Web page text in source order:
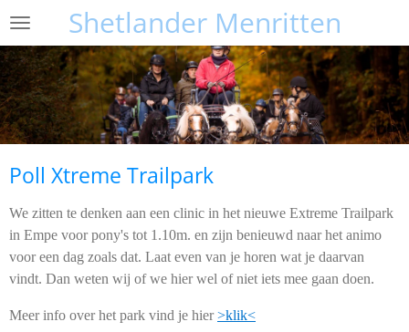
Ga
naar
de
hoofdinhoud
Shetlander Menritten
Poll Xtreme Trailpark
We zitten te denken aan een clinic in het nieuwe Extreme Trailpark
in Empe voor pony's tot 1.10m. en zijn benieuwd naar het animo
voor een dag zoals dat. Laat even van je horen wat je daarvan
vindt. Dan weten wij of we hier wel of niet iets mee gaan doen.
Meer info over het park vind je hier>klik<